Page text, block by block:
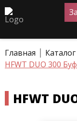
Главная Каталог
HFWT DUO 300
HFWT